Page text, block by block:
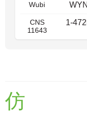
Wubi WYN
CNS
11643
1-
仿